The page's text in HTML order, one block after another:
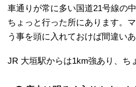
車通りが常に多い国道21号線の
ちょっと行った所にあります。
う事を頭に入れておけば間違いあ
JR 大垣駅からは1km強あり、ち